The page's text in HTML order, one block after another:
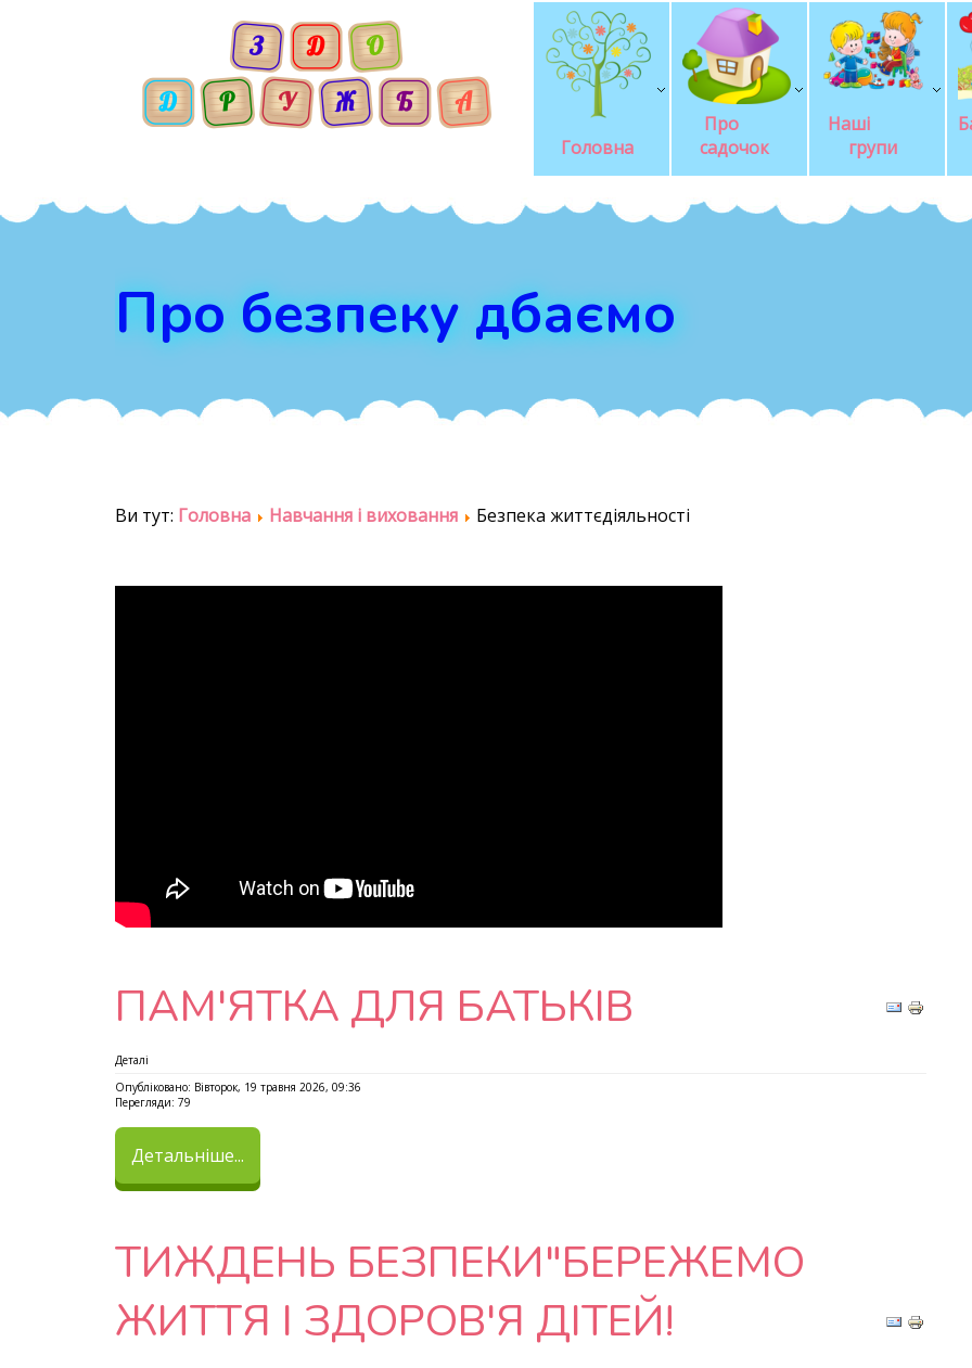
Головна
Про
садочок
Наші
групи
Про безпеку дбаємо
Ви тут: Головна Навчання і виховання Безпека життєдіяльності
ПАМ'ЯТКА ДЛЯ БАТЬКІВ
Деталі
Опубліковано: Вівторок, 19 травня 2026, 09:36
Перегляди: 79
Детальніше...
ТИЖДЕНЬ БЕЗПЕКИ"БЕРЕЖЕМО
ЖИТТЯ І ЗДОРОВ'Я ДІТЕЙ!